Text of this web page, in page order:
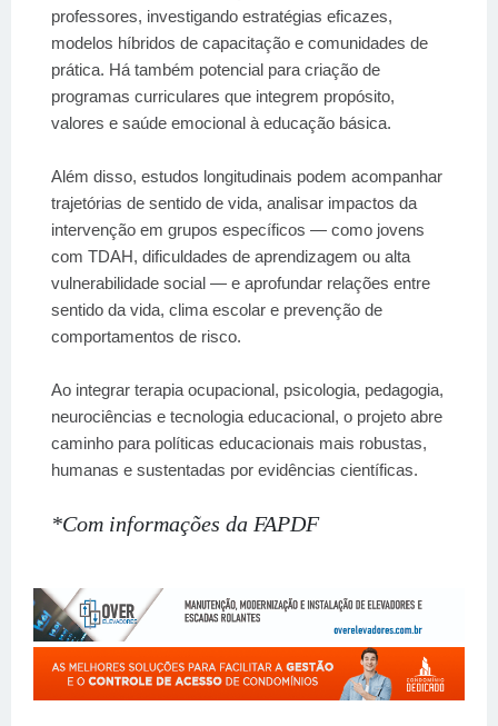
professores, investigando estratégias eficazes,
modelos híbridos de capacitação e comunidades de
prática. Há também potencial para criação de
programas curriculares que integrem propósito,
valores e saúde emocional à educação básica.
Além disso, estudos longitudinais podem acompanhar
trajetórias de sentido de vida, analisar impactos da
intervenção em grupos específicos — como jovens
com TDAH, dificuldades de aprendizagem ou alta
vulnerabilidade social — e aprofundar relações entre
sentido da vida, clima escolar e prevenção de
comportamentos de risco.
Ao integrar terapia ocupacional, psicologia, pedagogia,
neurociências e tecnologia educacional, o projeto abre
caminho para políticas educacionais mais robustas,
humanas e sustentadas por evidências científicas.
*Com informações da FAPDF